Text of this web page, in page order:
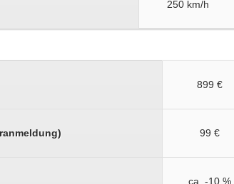
250 km/h
899 €
99 €
ca. -10 %